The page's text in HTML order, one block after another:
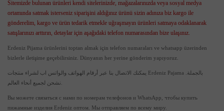
Sitemizde bulunan ürünleri kendi sitelerinizde, mağazalarınızda veya sosyal medya
ortamında satmak isterseniz siparişini aldığınız ürünü sizin adınıza biz kargo ile
gönderelim, kargo ve ürün tedarik etmekle uğraşmayın ürünleri satmaya odaklanarak
satışlarınızı arttırın, detaylar için aşağıdaki telefon numarasından bize ulaşınız.
Erdeniz Pijama ürünlerini toptan almak için telefon numaraları ve whatsapp üzerinden
bizlerle iletişime geçebilirsiniz. Dünyanın her yerine gönderim yapıyoruz.
يمكنك الاتصال بنا عبر أرقام الهواتف والواتس اب لشراء منتجات Erdeniz Pajama بالجملة.
Вы можете связаться с нами по номерам телефонов и WhatsApp, чтобы купить
пижамные изделия Erdeniz оптом. Мы отправляем по всему миру.